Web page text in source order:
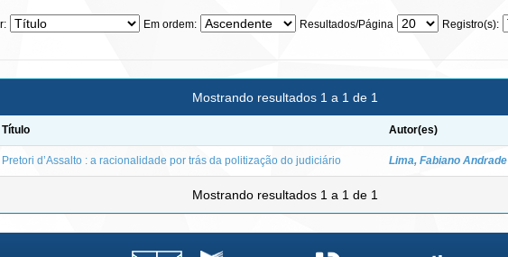
Em ordem: Resultados/Página Registro(s):
Mostrando resultados 1 a 1 de 1
Título Autor(es)
Pretori d’Assalto : a racionalidade por trás da politização do judiciário Lima, Fabiano Andrade
Mostrando resultados 1 a 1 de 1